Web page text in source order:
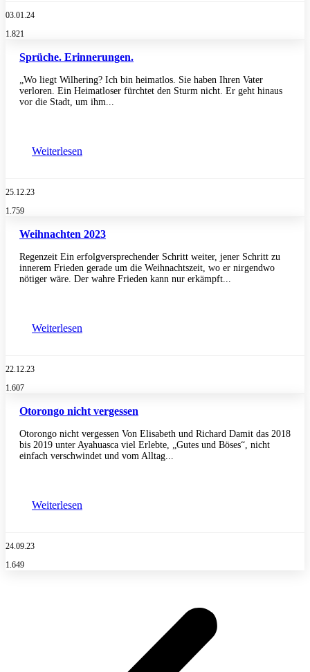
03.01.24
1.821
Sprüche. Erinnerungen.
„Wo liegt Wilhering? Ich bin heimatlos. Sie haben Ihren Vater
verloren. Ein Heimatloser fürchtet den Sturm nicht. Er geht hinaus
vor die Stadt, um ihm...
Weiterlesen
25.12.23
1.759
Weihnachten 2023
Regenzeit Ein erfolgversprechender Schritt weiter, jener Schritt zu
innerem Frieden gerade um die Weihnachtszeit, wo er nirgendwo
nötiger wäre. Der wahre Frieden kann nur erkämpft...
Weiterlesen
22.12.23
1.607
Otorongo nicht vergessen
Otorongo nicht vergessen Von Elisabeth und Richard Damit das 2018
bis 2019 unter Ayahuasca viel Erlebte, „Gutes und Böses“, nicht
einfach verschwindet und vom Alltag...
Weiterlesen
24.09.23
1.649